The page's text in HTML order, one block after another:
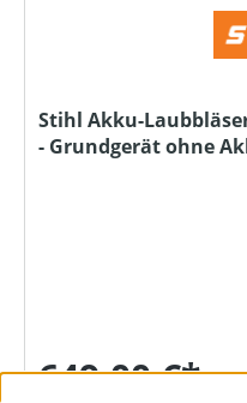
Stihl Akku-
- Grundgerät ohne
649,00 €*